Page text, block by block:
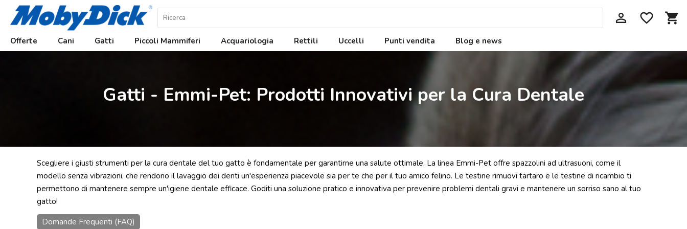
perm_identity favorite_border shopping_cart
Offerte Cani Gatti Piccoli Mammiferi Acquariologia Rettili Uccelli Punti vendita Blog e news
Home
Rettili
Uccelli
Contatti
Gatti - Emmi-Pet: Prodotti Innovativi per la Cura Dentale
Scegliere i giusti strumenti per la cura dentale del tuo gatto è fondamentale per garantirne una salute ottimale. La linea Emmi-Pet offre spazzolini ad ultrasuoni, come il
modello senza vibrazioni, che rendono il lavaggio dei denti un'esperienza piacevole sia per te che per il tuo amico felino. Le testine rimuovi tartaro e le testine di ricambio ti
permettono di mantenere sempre un'igiene dentale efficace. Goditi una soluzione pratico e innovativa per prevenire problemi dentali gravi e mantenere un sorriso sano al tuo
gatto!
Domande Frequenti (FAQ)